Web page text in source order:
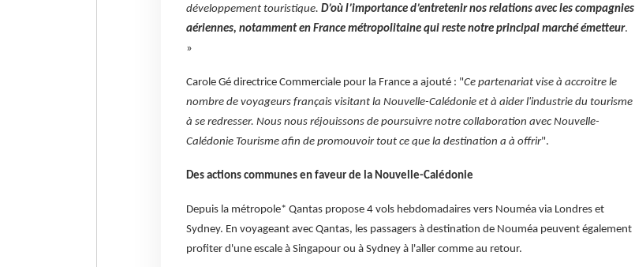
développement touristique. D’où l’importance d’entretenir nos relations avec les compagnies
aériennes, notamment en France métropolitaine qui reste notre principal marché émetteur.
»
Carole Gé directrice Commerciale pour la France a ajouté : "Ce partenariat vise à accroitre le
nombre de voyageurs français visitant la Nouvelle-Calédonie et à aider l'industrie du tourisme
à se redresser. Nous nous réjouissons de poursuivre notre collaboration avec Nouvelle-
Calédonie Tourisme afin de promouvoir tout ce que la destination a à offrir".
Des actions communes en faveur de la Nouvelle-Calédonie
Depuis la métropole* Qantas propose 4 vols hebdomadaires vers Nouméa via Londres et
Sydney. En voyageant avec Qantas, les passagers à destination de Nouméa peuvent également
profiter d'une escale à Singapour ou à Sydney à l'aller comme au retour.